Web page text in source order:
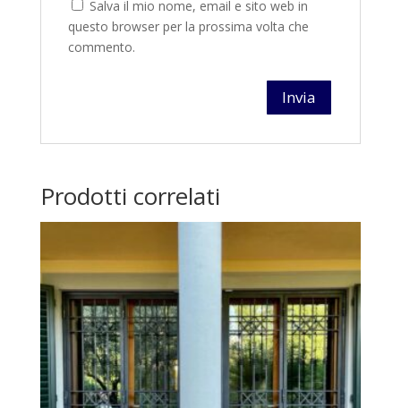
Salva il mio nome, email e sito web in
questo browser per la prossima volta che
commento.
Prodotti correlati